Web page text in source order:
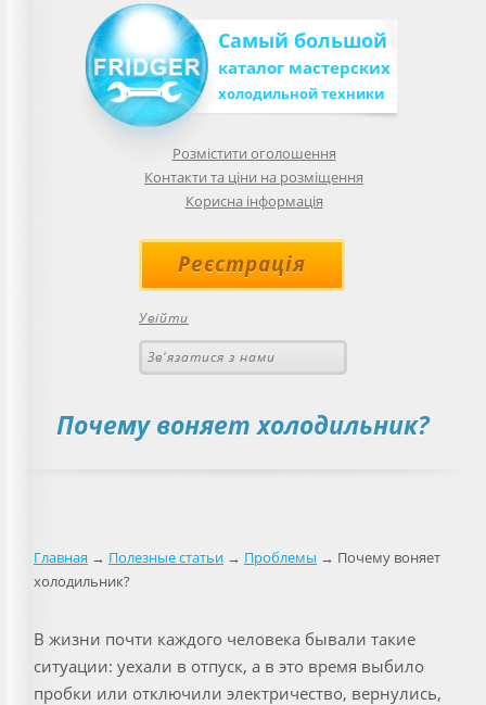
Самый большой
каталог мастерских
холодильной техники
Розмістити оголошення
Контакти та ціни на розміщення
Корисна інформація
Реєстрація
Увійти
Зв'язатися з нами
Почему воняет холодильник?
Главная → Полезные статьи → Проблемы → Почему воняет
холодильник?
В жизни почти каждого человека бывали такие
ситуации: уехали в отпуск, а в это время выбило
пробки или отключили электричество, вернулись,